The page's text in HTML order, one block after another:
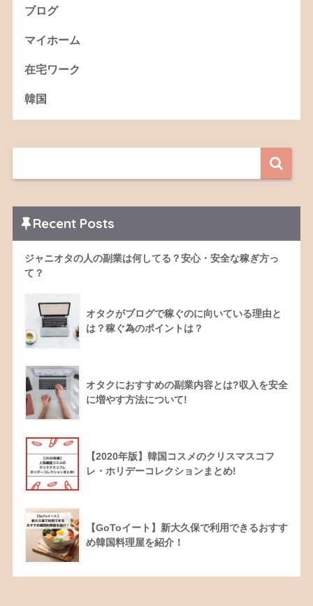
ブログ
マイホーム
在宅ワーク
韓国
Recent Posts
ジャニオタの人の副業は何してる？安心・安全な稼ぎ方っ
て？
オタクがブログで稼ぐのに向いている理由と
は？稼ぐ為のポイントは？
オタクにおすすめの副業内容とは?収入を安全
に増やす方法について!
【2020年版】韓国コスメのクリスマスコフ
レ・ホリデーコレクションまとめ!
【GoToイート】新大久保で利用できるおすす
め韓国料理屋を紹介！